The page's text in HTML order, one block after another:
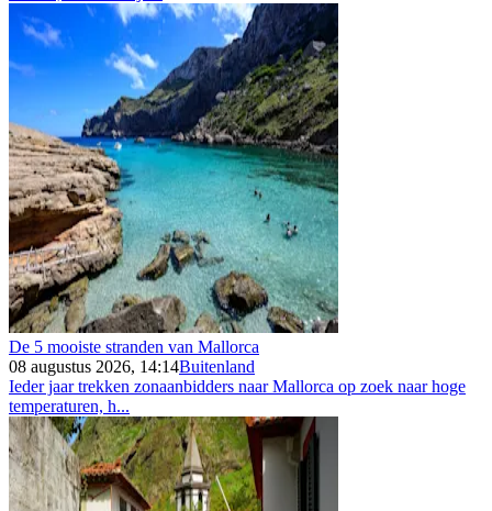
De 5 mooiste stranden van Mallorca
08 augustus 2026, 14:14Buitenland
Ieder jaar trekken zonaanbidders naar Mallorca op zoek naar hoge
temperaturen, h...